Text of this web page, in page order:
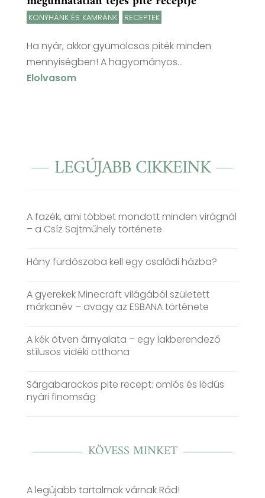
KONYHÁNK ÉS KAMRÁNK RECEPTEK
Ha nyár, akkor gyümölcsös piték minden
mennyiségben! A hagyományos...
Elolvasom
LEGÚJABB CIKKEINK
A fazék, ami többet mondott minden virágnál
– a Csíz Sajtműhely története
Hány fürdőszoba kell egy családi házba?
A gyerekek Minecraft világából született
márkanév – avagy az ESBANA története
A kék ötven árnyalata – egy lakberendező
stílusos vidéki otthona
Sárgabarackos pite recept: omlós és lédús
nyári finomság
KÖVESS MINKET
A legújabb tartalmak várnak Rád!